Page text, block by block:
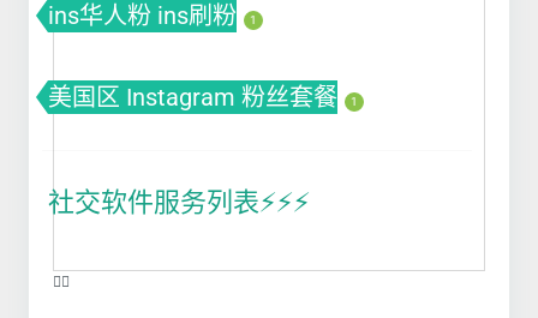
ins华人粉 ins刷粉 1
美国区 Instagram 粉丝套餐 1
社交软件服务列表⚡️⚡️⚡️
❤️‍🔥